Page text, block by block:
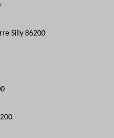
Silly 86200